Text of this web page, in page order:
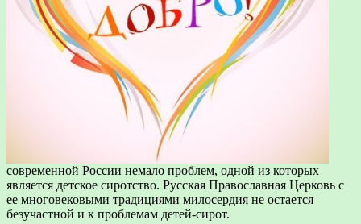
современной России немало проблем, одной из которых
является детское сиротство. Русская Православная Церковь с
ее многовековыми традициями милосердия не остается
безучастной и к проблемам детей-сирот.